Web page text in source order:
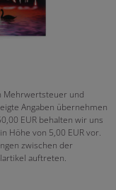
Mehrwertsteuer und
Angaben übernehmen
EUR behalten wir uns
Höhe von 5,00 EUR vor.
zwischen der
auftreten.